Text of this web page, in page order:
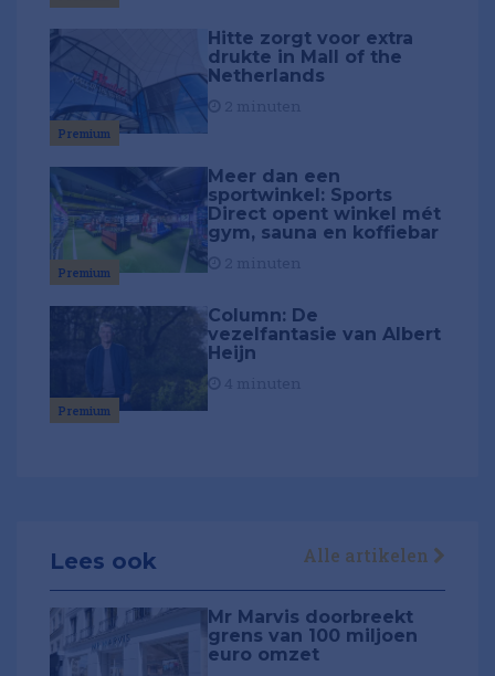
Premium
Hitte zorgt voor extra
drukte in Mall of the
Netherlands
Premium
Meer dan een
sportwinkel: Sports
Direct opent winkel mét
gym, sauna en koffiebar
Premium
Column: De
vezelfantasie van Albert
Heijn
Lees ook Alle artikelen
Mr Marvis doorbreekt
grens van 100 miljoen
euro omzet